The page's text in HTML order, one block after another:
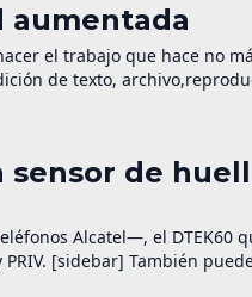
aumentada
el trabajo que hace no
de texto,
que […]
sensor de
Alcatel—, el DTEK60
[sidebar] También
es un […]